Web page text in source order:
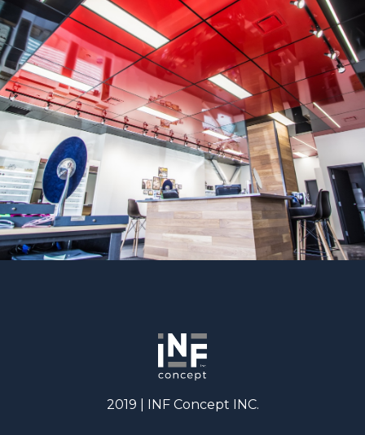
2019 | INF Concept INC.